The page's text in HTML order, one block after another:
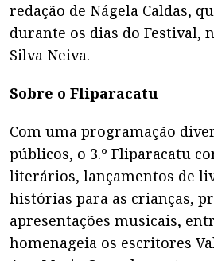
redação de Nágela Caldas,
durante os dias do Festival,
Silva Neiva.
Sobre o Fliparacatu
Com uma programação
públicos, o 3.º Fliparacatu
literários, lançamentos de
histórias para as crianças,
apresentações musicais,
homenageia os escritores